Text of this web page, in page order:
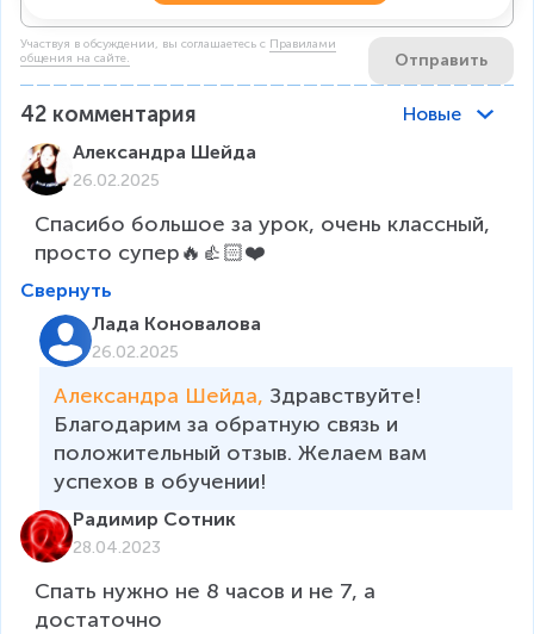
Участвуя в обсуждении, вы соглашаетесь c Правилами
общения на сайте.
Отправить
42 комментария
Новые
Александра Шейда
26.02.2025
Спасибо большое за урок, очень классный,
просто супер🔥👍🏻❤️
Свернуть
Лада Коновалова
26.02.2025
Александра Шейда, Здравствуйте!
Благодарим за обратную связь и
положительный отзыв. Желаем вам
успехов в обучении!
Радимир Сотник
28.04.2023
Спать нужно не 8 часов и не 7, а
достаточно